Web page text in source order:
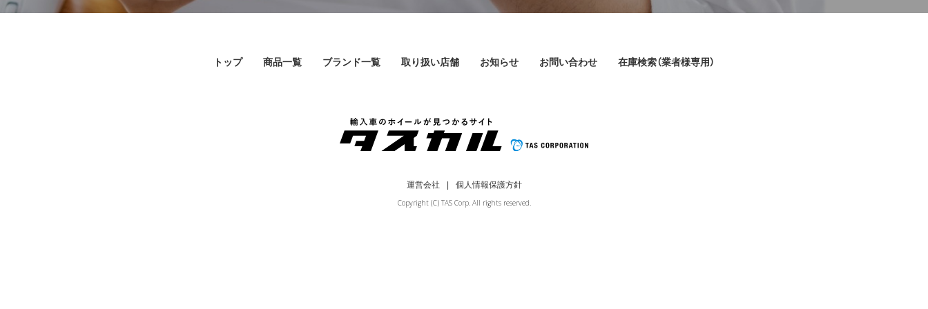
トップ 商品一覧 ブランド一覧 取り扱い店舗 お知らせ お問い合わせ 在庫検索（業者様専用）
運営会社
個人情報保護方針
Copyright (C) TAS Corp. All rights reserved.